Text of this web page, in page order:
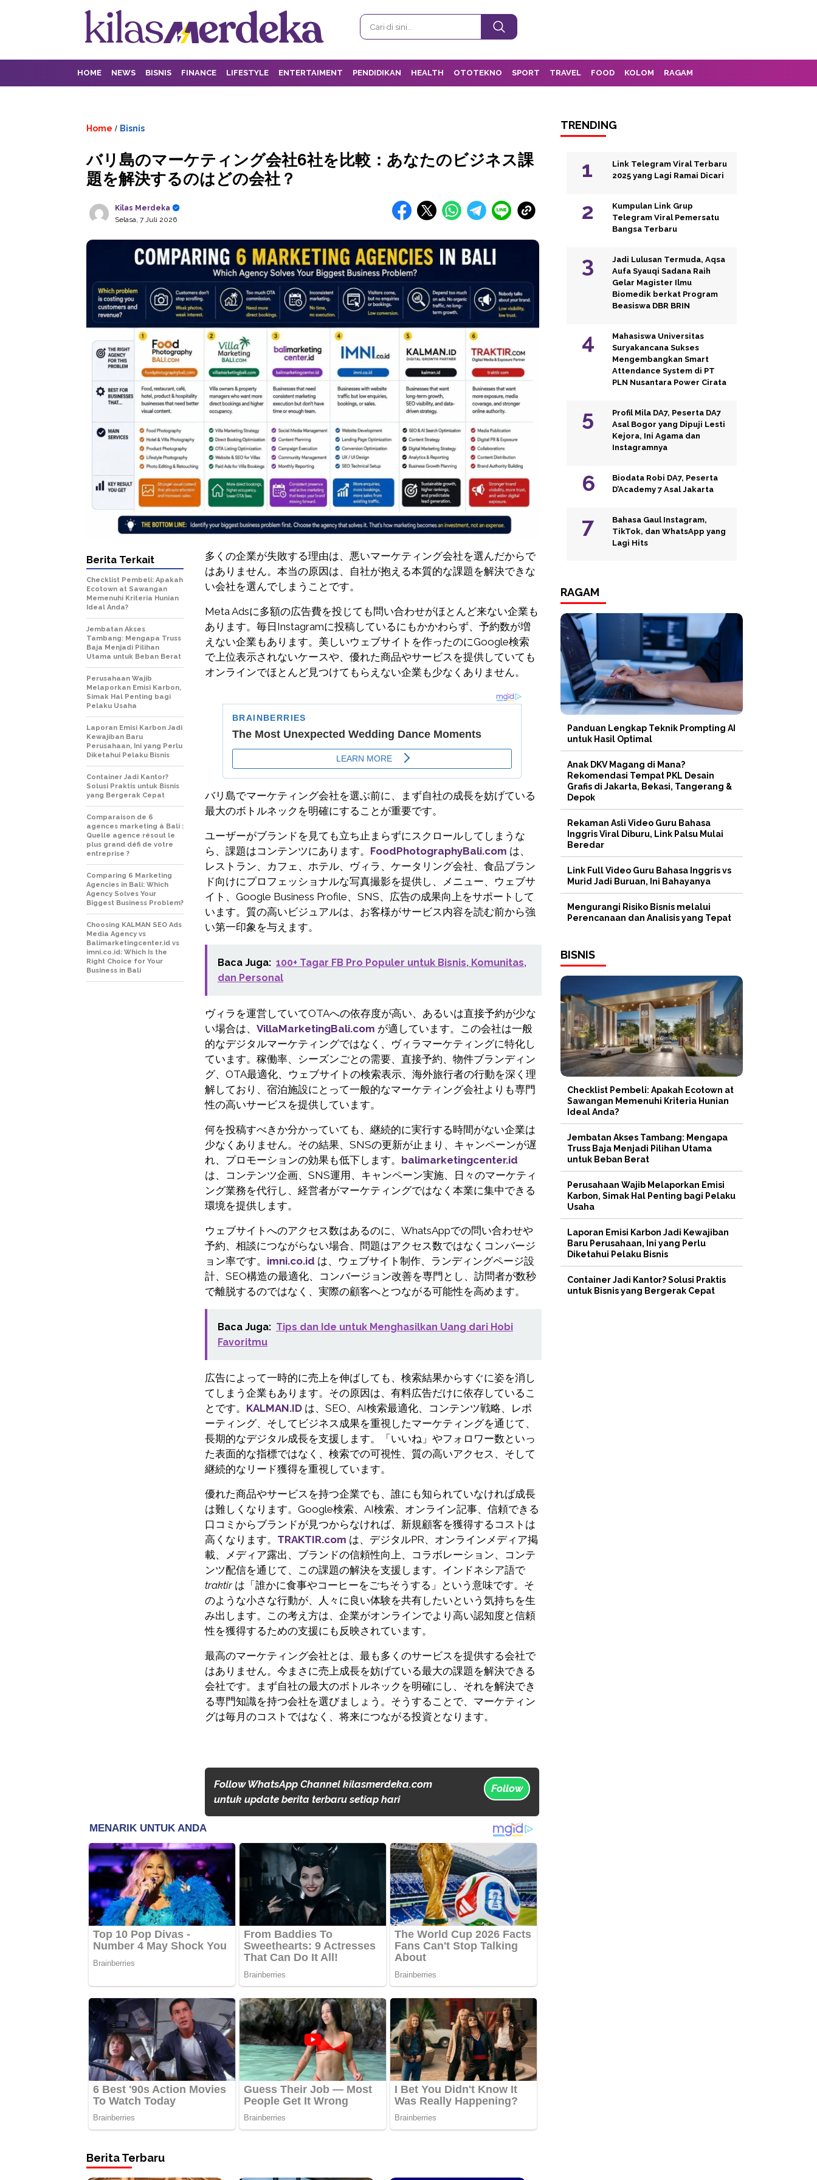
HOME NEWS BISNIS FINANCE LIFESTYLE ENTERTAIMENT PENDIDIKAN HEALTH OTOTEKNO SPORT TRAVEL FOOD KOLOM RAGAM
Home / Bisnis
バリ島のマーケティング会社6社を比較：あなたのビジネス課
題を解決するのはどの会社？
Kilas Merdeka
Selasa, 7 Juli 2026
多くの企業が失敗する理由は、悪いマーケティング会社を選んだからで
はありません。本当の原因は、自社が抱える本質的な課題を解決できな
い会社を選んでしまうことです。
Meta Adsに多額の広告費を投じても問い合わせがほとんど来ない企業も
あります。毎日Instagramに投稿しているにもかかわらず、予約数が増
えない企業もあります。美しいウェブサイトを作ったのにGoogle検索
で上位表示されないケースや、優れた商品やサービスを提供していても
オンラインでほとんど見つけてもらえない企業も少なくありません。
バリ島でマーケティング会社を選ぶ前に、まず自社の成長を妨げている
最大のボトルネックを明確にすることが重要です。
ユーザーがブランドを見ても立ち止まらずにスクロールしてしまうな
ら、課題はコンテンツにあります。 FoodPhotographyBali.com は、
レストラン、カフェ、ホテル、ヴィラ、ケータリング会社、食品ブラン
ド向けにプロフェッショナルな写真撮影を提供し、メニュー、ウェブサ
イト、Google Business Profile、SNS、広告の成果向上をサポートして
います。質の高いビジュアルは、お客様がサービス内容を読む前から強
い第一印象を与えます。
Baca Juga: 100+ Tagar FB Pro Populer untuk Bisnis, Komunitas,
dan Personal
ヴィラを運営していてOTAへの依存度が高い、あるいは直接予約が少な
い場合は、 VillaMarketingBali.com が適しています。この会社は一般
的なデジタルマーケティングではなく、ヴィラマーケティングに特化し
ています。稼働率、シーズンごとの需要、直接予約、物件ブランディン
グ、OTA最適化、ウェブサイトの検索表示、海外旅行者の行動を深く理
解しており、宿泊施設にとって一般的なマーケティング会社よりも専門
性の高いサービスを提供しています。
何を投稿すべきか分かっていても、継続的に実行する時間がない企業は
少なくありません。その結果、SNSの更新が止まり、キャンペーンが遅
れ、プロモーションの効果も低下します。 balimarketingcenter.id
は、コンテンツ企画、SNS運用、キャンペーン実施、日々のマーケティ
ング業務を代行し、経営者がマーケティングではなく本業に集中できる
環境を提供します。
ウェブサイトへのアクセス数はあるのに、WhatsAppでの問い合わせや
予約、相談につながらない場合、問題はアクセス数ではなくコンバージ
ョン率です。 imni.co.id は、ウェブサイト制作、ランディングページ設
計、SEO構造の最適化、コンバージョン改善を専門とし、訪問者が数秒
で離脱するのではなく、実際の顧客へとつながる可能性を高めます。
Baca Juga: Tips dan Ide untuk Menghasilkan Uang dari Hobi
Favoritmu
広告によって一時的に売上を伸ばしても、検索結果からすぐに姿を消し
てしまう企業もあります。その原因は、有料広告だけに依存しているこ
とです。 KALMAN.ID は、SEO、AI検索最適化、コンテンツ戦略、レポ
ーティング、そしてビジネス成果を重視したマーケティングを通じて、
長期的なデジタル成長を支援します。「いいね」やフォロワー数といっ
た表面的な指標ではなく、検索での可視性、質の高いアクセス、そして
継続的なリード獲得を重視しています。
優れた商品やサービスを持つ企業でも、誰にも知られていなければ成長
は難しくなります。Google検索、AI検索、オンライン記事、信頼できる
口コミからブランドが見つからなければ、新規顧客を獲得するコストは
高くなります。 TRAKTIR.com は、デジタルPR、オンラインメディア掲
載、メディア露出、ブランドの信頼性向上、コラボレーション、コンテ
ンツ配信を通じて、この課題の解決を支援します。インドネシア語で
traktirは「誰かに食事やコーヒーをごちそうする」という意味です。そ
のような小さな行動が、人々に良い体験を共有したいという気持ちを生
み出します。この考え方は、企業がオンラインでより高い認知度と信頼
性を獲得するための支援にも反映されています。
最高のマーケティング会社とは、最も多くのサービスを提供する会社で
はありません。今まさに売上成長を妨げている最大の課題を解決できる
会社です。まず自社の最大のボトルネックを明確にし、それを解決でき
る専門知識を持つ会社を選びましょう。そうすることで、マーケティン
グは毎月のコストではなく、将来につながる投資となります。
Follow WhatsApp Channel kilasmerdeka.com
untuk update berita terbaru setiap hari
Follow
Berita Terkait
Checklist Pembeli: Apakah
Ecotown at Sawangan
Memenuhi Kriteria Hunian
Ideal Anda?
Jembatan Akses
Tambang: Mengapa Truss
Baja Menjadi Pilihan
Utama untuk Beban Berat
Perusahaan Wajib
Melaporkan Emisi Karbon,
Simak Hal Penting bagi
Pelaku Usaha
Laporan Emisi Karbon Jadi
Kewajiban Baru
Perusahaan, Ini yang Perlu
Diketahui Pelaku Bisnis
Container Jadi Kantor?
Solusi Praktis untuk Bisnis
yang Bergerak Cepat
Comparaison de 6
agences marketing à Bali :
Quelle agence résout le
plus grand défi de votre
entreprise ?
Comparing 6 Marketing
Agencies in Bali: Which
Agency Solves Your
Biggest Business Problem?
Choosing KALMAN SEO Ads
Media Agency vs
Balimarketingcenter.id vs
imni.co.id: Which Is the
Right Choice for Your
Business in Bali
Berita Terbaru
TRENDING
Link Telegram Viral Terbaru
2025 yang Lagi Ramai Dicari
Kumpulan Link Grup
Telegram Viral Pemersatu
Bangsa Terbaru
Jadi Lulusan Termuda, Aqsa
Aufa Syauqi Sadana Raih
Gelar Magister Ilmu
Biomedik berkat Program
Beasiswa DBR BRIN
Mahasiswa Universitas
Suryakancana Sukses
Mengembangkan Smart
Attendance System di PT
PLN Nusantara Power Cirata
Profil Mila DA7, Peserta DA7
Asal Bogor yang Dipuji Lesti
Kejora, Ini Agama dan
Instagramnya
Biodata Robi DA7, Peserta
D’Academy 7 Asal Jakarta
Bahasa Gaul Instagram,
TikTok, dan WhatsApp yang
Lagi Hits
RAGAM
Panduan Lengkap Teknik Prompting AI
untuk Hasil Optimal
Anak DKV Magang di Mana?
Rekomendasi Tempat PKL Desain
Grafis di Jakarta, Bekasi, Tangerang &
Depok
Rekaman Asli Video Guru Bahasa
Inggris Viral Diburu, Link Palsu Mulai
Beredar
Link Full Video Guru Bahasa Inggris vs
Murid Jadi Buruan, Ini Bahayanya
Mengurangi Risiko Bisnis melalui
Perencanaan dan Analisis yang Tepat
BISNIS
Checklist Pembeli: Apakah Ecotown at
Sawangan Memenuhi Kriteria Hunian
Ideal Anda?
Jembatan Akses Tambang: Mengapa
Truss Baja Menjadi Pilihan Utama
untuk Beban Berat
Perusahaan Wajib Melaporkan Emisi
Karbon, Simak Hal Penting bagi Pelaku
Usaha
Laporan Emisi Karbon Jadi Kewajiban
Baru Perusahaan, Ini yang Perlu
Diketahui Pelaku Bisnis
Container Jadi Kantor? Solusi Praktis
untuk Bisnis yang Bergerak Cepat